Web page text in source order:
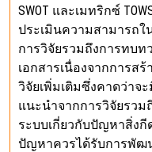
SWOT และเมทริกซ์
ประเมินความสามารถ
การวิจัยรวมถึงการทบ
เอกสารเนื่องจากการส
วิจัยเพิ่มเติมซึ่งคาดว่าจ
แนะนำจากการวิจัยรวม
ระบบเกี่ยวกับปัญหาสิ่งกี
ปัญหาควรได้รับการพัฒ